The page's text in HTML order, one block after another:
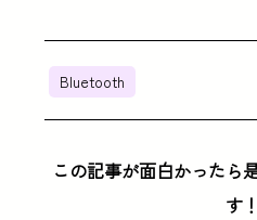
Bluetooth
この記事が面白かったら
す！